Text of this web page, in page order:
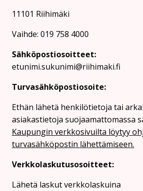
11101 Riihimäki
Vaihde: 019 758 4000
Sähköpostiosoitteet:
etunimi.sukunimi@riihimaki.fi
Turvasähköpostiosoite:
Ethän lähetä henkilötietoja tai
asiakastietoja suojaamattomassa
Kaupungin verkkosivuilta löytyy
turvasähköpostin lähettämiseen.
Verkkolaskutusosoitteet:
Lähetä laskut verkkolaskuina